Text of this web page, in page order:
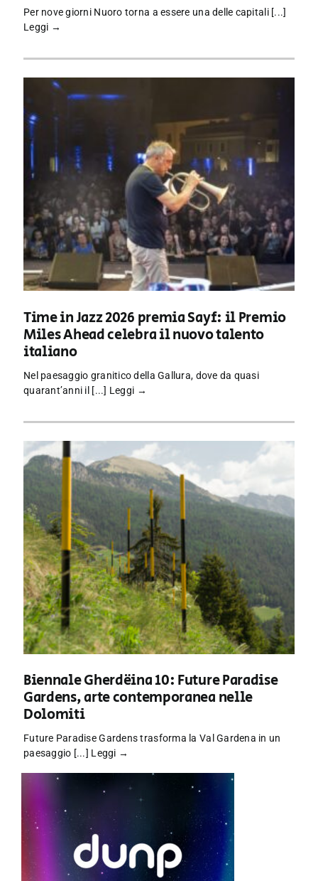
Per nove giorni Nuoro torna a essere una delle capitali [...]
Leggi →
Time in Jazz 2026 premia Sayf: il Premio
Miles Ahead celebra il nuovo talento
italiano
Nel paesaggio granitico della Gallura, dove da quasi
quarant’anni il [...] Leggi →
Biennale Gherdëina 10: Future Paradise
Gardens, arte contemporanea nelle
Dolomiti
Future Paradise Gardens trasforma la Val Gardena in un
paesaggio [...] Leggi →